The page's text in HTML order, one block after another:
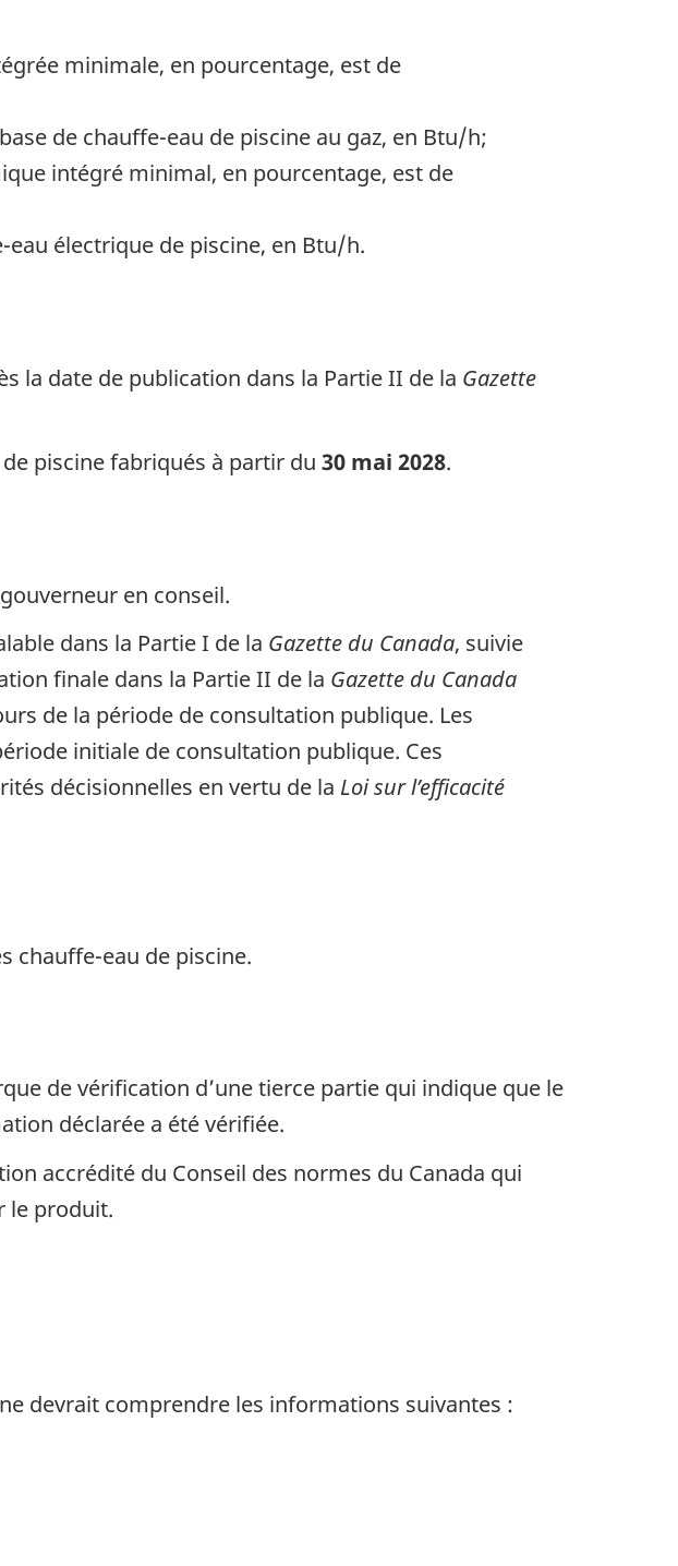
minimale, en pourcentage, est de
de chauffe-eau de piscine au gaz, en Btu/h;
intégré minimal, en pourcentage, est de
électrique de piscine, en Btu/h.
la date de publication dans la Partie II de la Gazette
piscine fabriqués à partir du 30 mai 2028.
en conseil.
dans la Partie I de la Gazette du Canada, suivie
finale dans la Partie II de la Gazette du Canada
de la période de consultation publique. Les
initiale de consultation publique. Ces
décisionnelles en vertu de la Loi sur l’efficacité
chauffe-eau de piscine.
de vérification d’une tierce partie qui indique que le
déclarée a été vérifiée.
accrédité du Conseil des normes du Canada qui
le produit.
devrait comprendre les informations suivantes :